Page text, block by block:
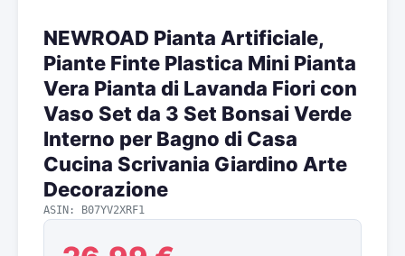
NEWROAD Pianta Artificiale,
Piante Finte Plastica Mini Pianta
Vera Pianta di Lavanda Fiori con
Vaso Set da 3 Set Bonsai Verde
Interno per Bagno di Casa
Cucina Scrivania Giardino Arte
Decorazione
ASIN: B07YV2XRF1